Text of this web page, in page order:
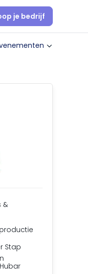
je bedrijf
&
Stap